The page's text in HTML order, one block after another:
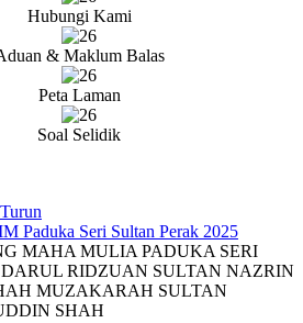
Hubungi Kami
& Maklum Balas
Peta Laman
Soal Selidik
Paduka Seri Sultan Perak 2025
MAHA MULIA PADUKA SERI
RIDZUAN SULTAN NAZRIN
MUZAKARAH SULTAN
SHAH